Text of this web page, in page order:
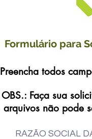
Formulário para
Preencha todos
OBS.: Faça sua
arquivos não pode
RAZÃO SOCIAL